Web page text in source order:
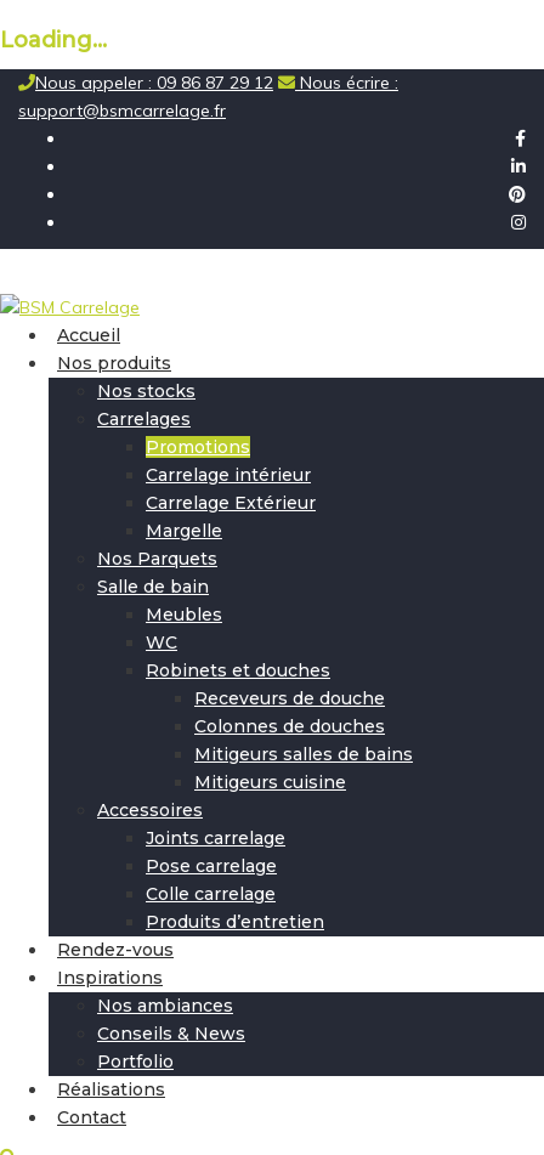
Loading...
Skip
content
Nous appeler : 09 86 87 29 12
Nous écrire :
support@bsmcarrelage.fr
Accueil
Nos produits
Nos stocks
Carrelages
Promotions
Carrelage intérieur
Carrelage Extérieur
Margelle
Nos Parquets
Salle de bain
Meubles
WC
Robinets et douches
Receveurs de douche
Colonnes de douches
Mitigeurs salles de bains
Mitigeurs cuisine
Accessoires
Joints carrelage
Pose carrelage
Colle carrelage
Produits d’entretien
Rendez-vous
Inspirations
Nos ambiances
Conseils & News
Portfolio
Réalisations
Contact